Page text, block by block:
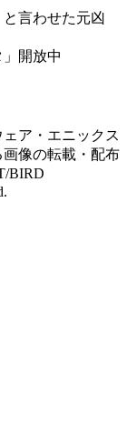
言わせた元凶
開放中
ア・エニックス
像の転載・配布
BIRD